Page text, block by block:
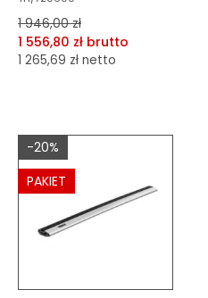
1 946,00 zł
1 556,80 zł brutto
1 265,69 zł netto
Do koszyka
-20%
PAKIET